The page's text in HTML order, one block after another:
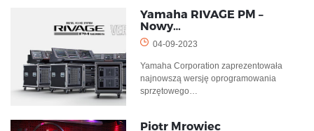
Yamaha RIVAGE PM –
Nowy…
04-09-2023
Yamaha Corporation zaprezentowała
najnowszą wersję oprogramowania
sprzętowego…
Piotr Mrowiec